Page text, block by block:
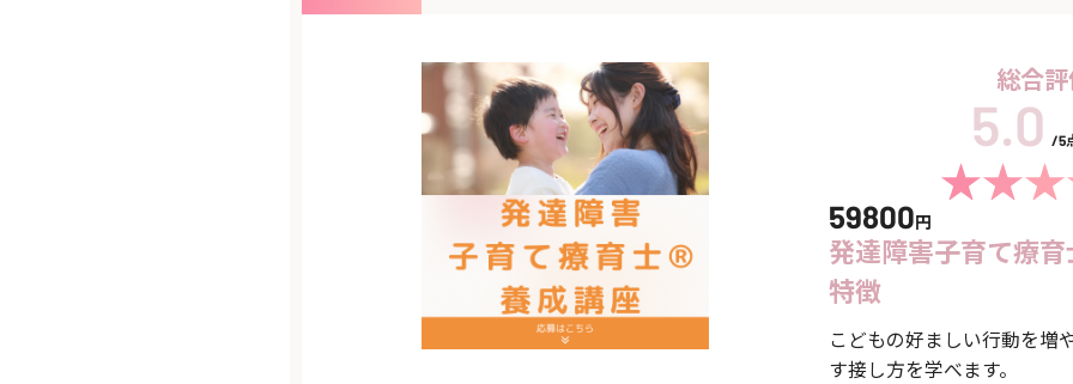
総合
/5
59800円
発達障害子育て療
特徴
こどもの好ましい行動を増
す接し方を学べます。